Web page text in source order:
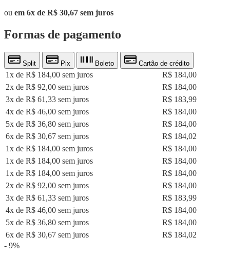
ou em 6x de R$ 30,67 sem juros
Formas de pagamento
Split Pix Boleto Cartão de crédito
1x de R$ 184,00 sem juros
R$ 184,00
2x de R$ 92,00 sem juros
R$ 184,00
3x de R$ 61,33 sem juros
R$ 183,99
4x de R$ 46,00 sem juros
R$ 184,00
5x de R$ 36,80 sem juros
R$ 184,00
6x de R$ 30,67 sem juros
R$ 184,02
1x de R$ 184,00 sem juros
R$ 184,00
1x de R$ 184,00 sem juros
R$ 184,00
1x de R$ 184,00 sem juros
R$ 184,00
2x de R$ 92,00 sem juros
R$ 184,00
3x de R$ 61,33 sem juros
R$ 183,99
4x de R$ 46,00 sem juros
R$ 184,00
5x de R$ 36,80 sem juros
R$ 184,00
6x de R$ 30,67 sem juros
R$ 184,02
- 9%